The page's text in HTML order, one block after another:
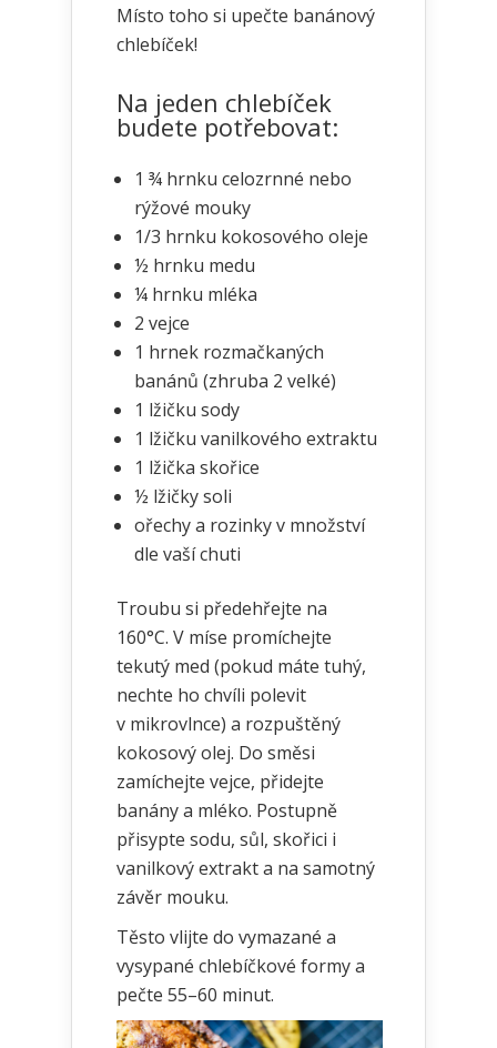
Místo toho si upečte banánový
chlebíček!
Na jeden chlebíček
budete potřebovat:
1 ¾ hrnku celozrnné nebo
rýžové mouky
1/3 hrnku kokosového oleje
½ hrnku medu
¼ hrnku mléka
2 vejce
1 hrnek rozmačkaných
banánů (zhruba 2 velké)
1 lžičku sody
1 lžičku vanilkového extraktu
1 lžička skořice
½ lžičky soli
ořechy a rozinky v množství
dle vaší chuti
Troubu si předehřejte na
160°C. V míse promíchejte
tekutý med (pokud máte tuhý,
nechte ho chvíli polevit
v mikrovlnce) a rozpuštěný
kokosový olej. Do směsi
zamíchejte vejce, přidejte
banány a mléko. Postupně
přisypte sodu, sůl, skořici i
vanilkový extrakt a na samotný
závěr mouku.
Těsto vlijte do vymazané a
vysypané chlebíčkové formy a
pečte 55–60 minut.